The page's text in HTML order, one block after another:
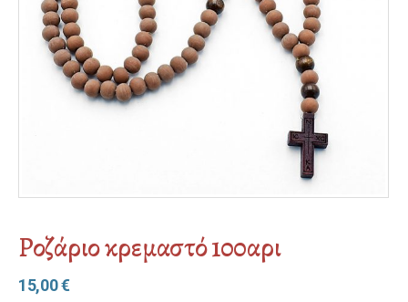
Ροζάριο κρεμαστό 100αρι
15,00€